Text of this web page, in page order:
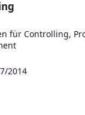
für Controlling,
2014